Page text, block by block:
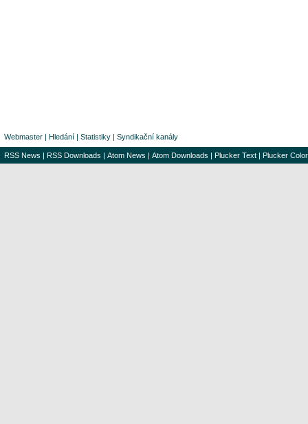
Webmaster | Hledání | Statistiky | Syndikační kanály
RSS News | RSS Downloads | Atom News | Atom Downloads | Plucker Text | Plucker Color